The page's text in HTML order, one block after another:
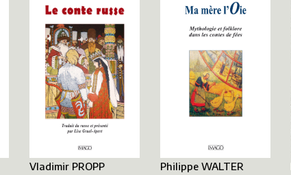
Vladimir PROPP
Philippe WALTER